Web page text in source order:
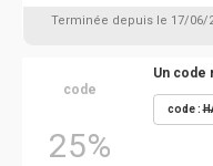
Terminée depuis le 17/06/
code
25%
Un code
code :